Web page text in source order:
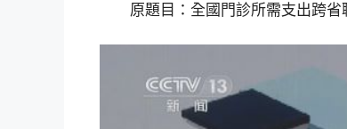
原題目：全國門診所需支出跨